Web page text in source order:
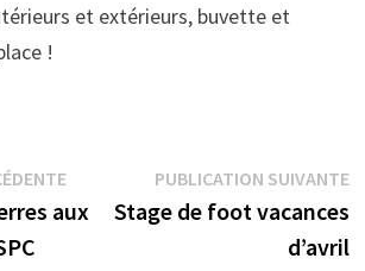
et extérieurs, buvette et
!
Publication
précédente :
aux
PUBLICATION SUIVANTE
Stage de foot vacances
d’avril